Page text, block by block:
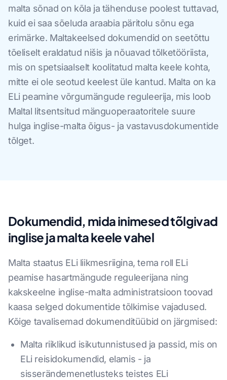
malta sõnad on kõla ja tähenduse poolest tuttavad,
kuid ei saa sõeluda araabia päritolu sõnu ega
erimärke. Maltakeelsed dokumendid on seetõttu
tõeliselt eraldatud nišis ja nõuavad tõlketööriista,
mis on spetsiaalselt koolitatud malta keele kohta,
mitte ei ole seotud keelest üle kantud. Malta on ka
ELi peamine võrgumängude reguleerija, mis loob
Maltal litsentsitud mänguoperaatoritele suure
hulga inglise-malta õigus- ja vastavusdokumentide
tõlget.
Dokumendid, mida inimesed tõlgivad
inglise ja malta keele vahel
Malta staatus ELi liikmesriigina, tema roll ELi
peamise hasartmängude reguleerijana ning
kakskeelne inglise-malta administratsioon toovad
kaasa selged dokumentide tõlkimise vajadused.
Kõige tavalisemad dokumenditüübid on järgmised:
Malta riiklikud isikutunnistused ja passid, mis on
ELi reisidokumendid, elamis - ja
sisserändemenetlusteks teistes ELi